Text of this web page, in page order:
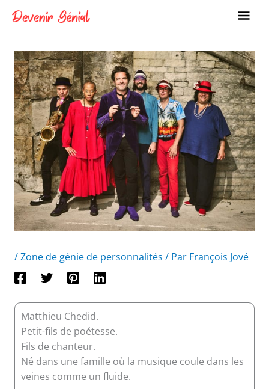
/Zone de génie de personnalités / Par François Jové
Matthieu Chedid.
Petit-fils de poétesse.
Fils de chanteur.
Né dans une famille où la musique coule dans les
veines comme un fluide.